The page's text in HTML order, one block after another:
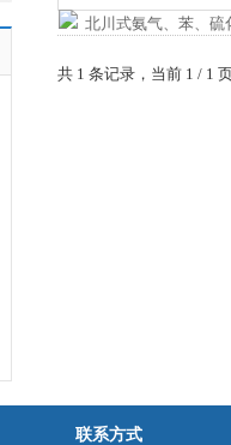
共 1 条记录，当前 1 / 1
联系方式